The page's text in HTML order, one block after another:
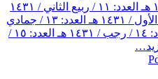
العدد: ١١ / ربيع الثاني / ١٤٣١
العدد: ١٣ / جمادي
هـ
العدد: ١٥ /